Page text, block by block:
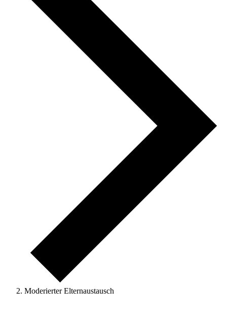
Moderierter Elternaustausch